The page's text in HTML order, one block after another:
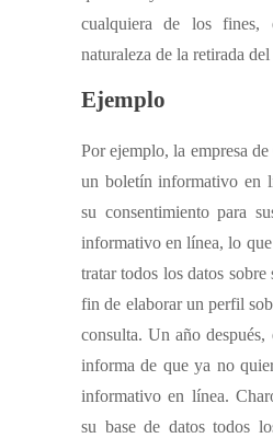
cualquiera de los
naturaleza de la retirada
Ejemplo
Por ejemplo, la empresa
un boletín informativo en
su consentimiento para
informativo en línea, lo
tratar todos los datos sobre
fin de elaborar un perfil
consulta. Un año
informa de que ya no
informativo en línea.
su base de datos todos